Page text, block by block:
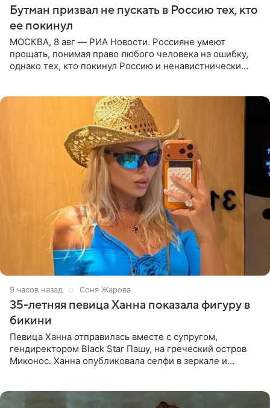
Бутман призвал не пускать в Россию тех, кто
ее покинул
МОСКВА, 8 авг — РИА Новости. Россияне умеют
прощать, понимая право любого человека на ошибку,
однако тех, кто покинул Россию и ненавистнически
9 часов назад Соня Жарова
35-летняя певица Ханна показала фигуру в
бикини
Певица Ханна отправилась вместе с супругом,
гендиректором Black Star Пашу, на греческий остров
Миконос. Ханна опубликовала селфи в зеркале и